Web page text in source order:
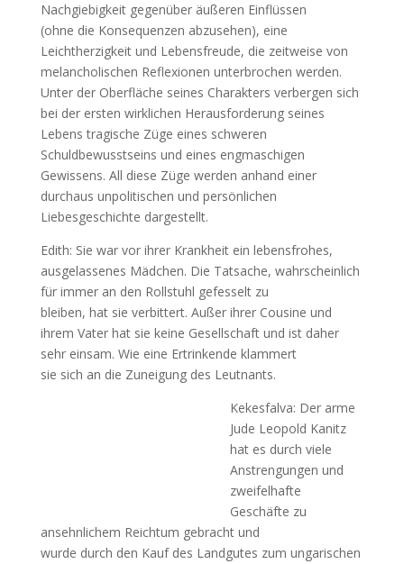
Nachgiebigkeit gegenüber äußeren Einflüssen
(ohne die Konsequenzen abzusehen), eine
Leichtherzigkeit und Lebensfreude, die zeitweise von
melancholischen Reflexionen unterbrochen werden.
Unter der Oberfläche seines Charakters verbergen sich
bei der ersten wirklichen Herausforderung seines
Lebens tragische Züge eines schweren
Schuldbewusstseins und eines engmaschigen
Gewissens. All diese Züge werden anhand einer
durchaus unpolitischen und persönlichen
Liebesgeschichte dargestellt.
Edith: Sie war vor ihrer Krankheit ein lebensfrohes,
ausgelassenes Mädchen. Die Tatsache, wahrscheinlich
für immer an den Rollstuhl gefesselt zu
bleiben, hat sie verbittert. Außer ihrer Cousine und
ihrem Vater hat sie keine Gesellschaft und ist daher
sehr einsam. Wie eine Ertrinkende klammert
sie sich an die Zuneigung des Leutnants.
Kekesfalva: Der arme
Jude Leopold Kanitz
hat es durch viele
Anstrengungen und
zweifelhafte
Geschäfte zu
ansehnlichem Reichtum gebracht und
wurde durch den Kauf des Landgutes zum ungarischen